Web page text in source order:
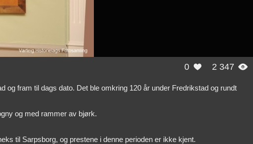
0  2 347 
og fram til dags dato. Det ble omkring 120 år under Fredrikstad og rundt
og med rammer av bjørk.
til Sarpsborg, og prestene i denne perioden er ikke kjent.